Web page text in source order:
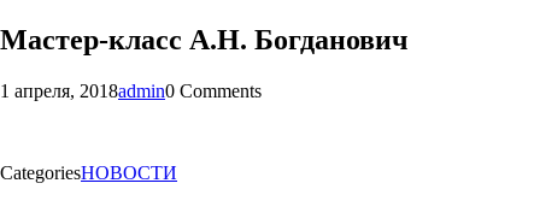
Мастер-класс А.Н. Богданович
1 апреля, 2018admin0 Comments
CategoriesНОВОСТИ